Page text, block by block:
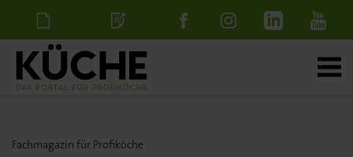
NewsletterStellenanzeige
Fachmagazin für Profiköche